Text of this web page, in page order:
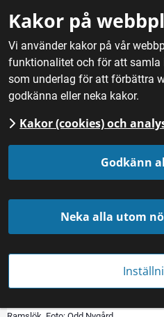
Kakor på
Vi använder kakor på vår
funktionalitet och för att
som underlag för att förbättra
godkänna eller neka kakor.
Kakor (cookies) och
Godkänn
Neka alla utom
Hem / Mat / Rotfrukter, kål och
Ramslök